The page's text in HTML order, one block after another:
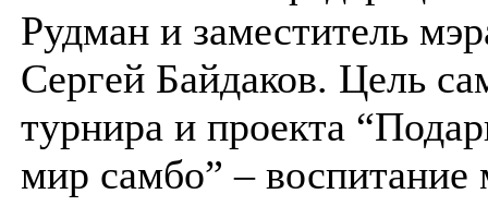
Рудман и заместитель
Сергей Байдаков. Цель
турнира и проекта
мир самбо” – воспитание